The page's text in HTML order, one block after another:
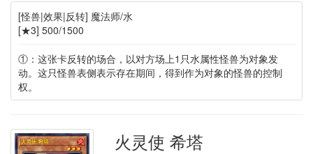
[怪兽|效果|反转] 魔法师/水
[★3] 500/1500
①：这张卡反转的场合，以对方场上1只水属性怪兽为对象发
动。这只怪兽表侧表示存在期间，得到作为对象的怪兽的控制
权。
火灵使 希塔